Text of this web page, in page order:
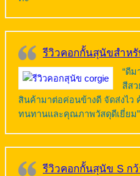
รีวิวคอกกั้นสุนัขสำห
“ดีม
สีส
สินค้ามาต่อค่อนข้างดี จัดส่งไว
ทนทานและคุณภาพวัสดุดีเยี่ยม”
รีวิวคอกกั้นสุนัข S กว้